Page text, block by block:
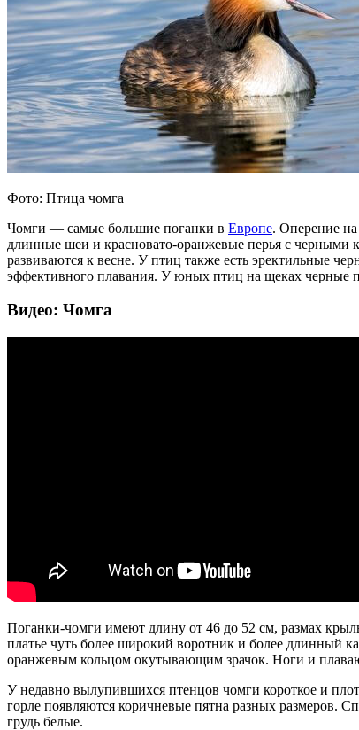
Фото: Птица чомга
Чомги — самые большие поганки в Европе. Оперение на
длинные шеи и красновато-оранжевые перья с черными
развиваются к весне. У птиц также есть эректильные
эффективного плавания. У юных птиц на щеках черные
Видео: Чомга
Поганки-чомги имеют длину от 46 до 52 см, размах
платье чуть более широкий воротник и более длинный
оранжевым кольцом окутывающим зрачок. Ноги и
У недавно вылупившихся птенцов чомги короткое и
горле появляются коричневые пятна разных размеров.
грудь белые.